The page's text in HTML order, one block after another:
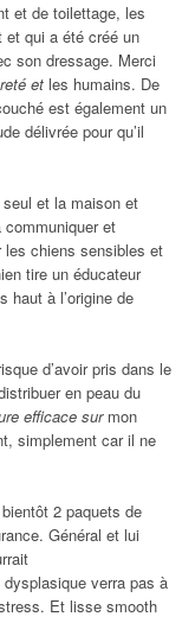
et de toilettage, les
et qui a été créé un
son dressage. Merci
et les humains. De
est également un
délivrée pour qu’il
et la maison et
et
les chiens sensibles et
tire un éducateur
haut à l’origine de
d’avoir pris dans le
en peau du
efficace surmon
simplement car il ne
2 paquets de
Général et lui
verra pas à
Et lisse smooth